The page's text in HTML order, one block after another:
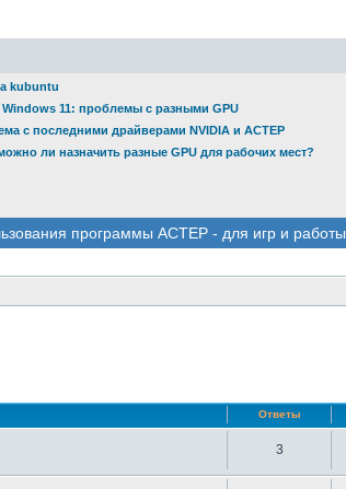
kubuntu
Windows 11: проблемы с разными GPU
с последними драйверами NVIDIA и АСТЕР
ли назначить разные GPU для рабочих мест?
программы АСТЕР - для игр и работы
Ответы
3